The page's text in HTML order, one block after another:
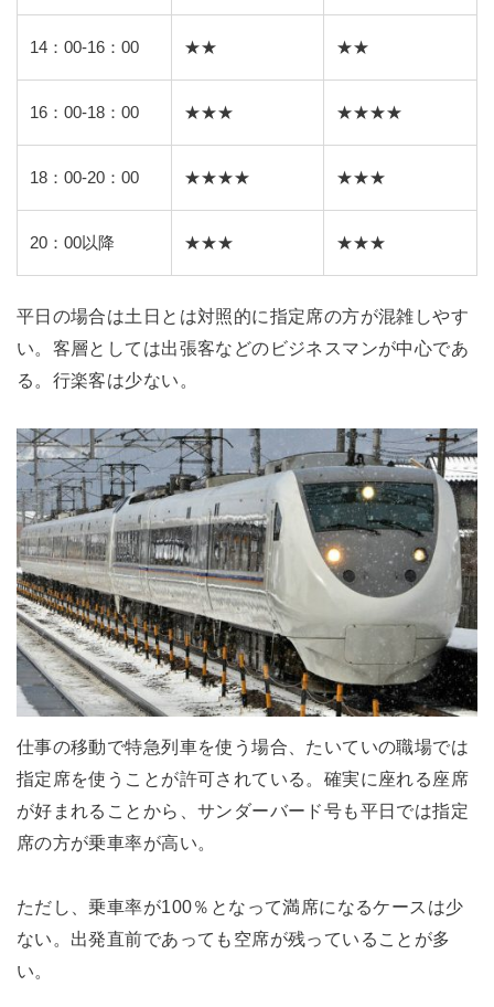
14：00-16：00 ★★ ★★
16：00-18：00 ★★★ ★★★★
18：00-20：00 ★★★★ ★★★
20：00以降 ★★★ ★★★
平日の場合は土日とは対照的に指定席の方が混雑しやす
い。客層としては出張客などのビジネスマンが中心であ
る。行楽客は少ない。
仕事の移動で特急列車を使う場合、たいていの職場では
指定席を使うことが許可されている。確実に座れる座席
が好まれることから、サンダーバード号も平日では指定
席の方が乗車率が高い。
ただし、乗車率が100％となって満席になるケースは少
ない。出発直前であっても空席が残っていることが多
い。